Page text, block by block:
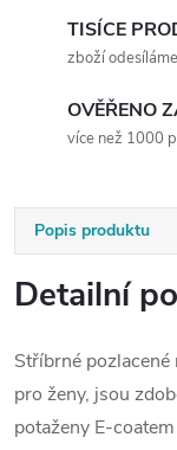
TISÍCE
zboží
OVĚŘENO
více než 1000
Popis produktu
Detailní
Stříbrné
pro ženy, jsou
potaženy E-